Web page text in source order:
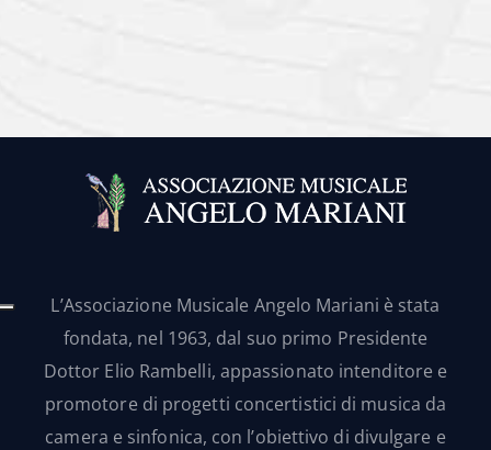
L’Associazione Musicale Angelo Mariani è stata
fondata, nel 1963, dal suo primo Presidente
Dottor Elio Rambelli, appassionato intenditore e
promotore di progetti concertistici di musica da
camera e sinfonica, con l’obiettivo di divulgare e